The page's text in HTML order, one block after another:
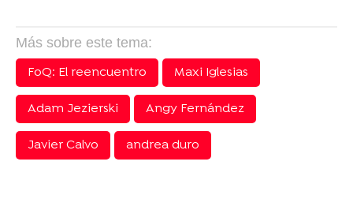
Más sobre este tema:
FoQ: El reencuentro
Maxi Iglesias
Adam Jezierski Angy Fernández
Javier Calvo andrea duro